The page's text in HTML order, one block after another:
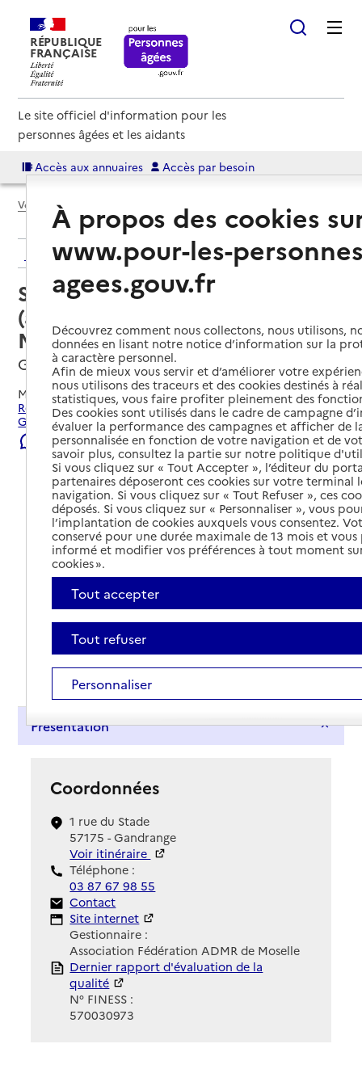
RÉPUBLIQUE
FRANÇAISE
Le site officiel d'information pour les
personnes âgées et les aidants
Accès aux annuaires Accès par besoin
Voir le fil d’Ariane
Retour aux résultats de l'annuaire
Service autonomie à domicile
(aide) – ADMR des Rives de
Moselle
Gandrange, MOSELLE
Mis à jour le23/07/2026
Rechercher les établissements et services autour de
Gandrange.
Signaler une erreur
Tout déplier
Présentation
Coordonnées
1 rue du Stade
57175 - Gandrange
Voir itinéraire
Téléphone :
03 87 67 98 55
Contact
Contact
Site Internet
Site internet
Gestionnaire :
Association Fédération ADMR de Moselle
Rapport HAS
Dernier rapport d'évaluation de la
qualité
N° FINESS :
570030973
À propos des cookies
www.pour-les-
agees.gouv.fr
Découvrez comment nous collectons, nous utilisons,
données en lisant notre notice d’information sur la
à caractère personnel.
Afin de mieux vous servir et d’améliorer votre
nous utilisons des traceurs et des cookies destinés à
statistiques, vous faire profiter pleinement des
Des cookies sont utilisés dans le cadre de campagne
évaluer la performance des campagnes et afficher de
personnalisée en fonction de votre navigation et de
savoir plus, consultez la partie sur notre politique
Si vous cliquez sur « Tout Accepter », l’éditeur du
partenaires déposeront ces cookies sur votre terminal
navigation. Si vous cliquez sur « Tout Refuser », ces
déposés. Si vous cliquez sur « Personnaliser », vous
l’implantation de cookies auxquels vous consentez.
conservé pour une durée maximale de 13 mois et
informé et modifier vos préférences à tout moment
cookies ».
Tout accepter
Tout refuser
Personnaliser